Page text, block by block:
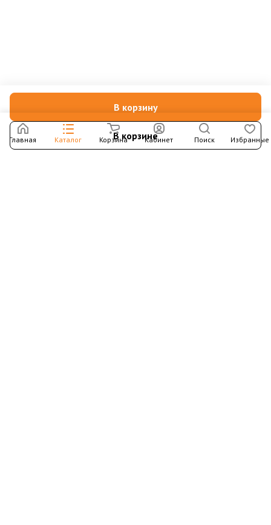
В корзину
В корзине
Главная Каталог Корзина Кабинет Поиск Избранные